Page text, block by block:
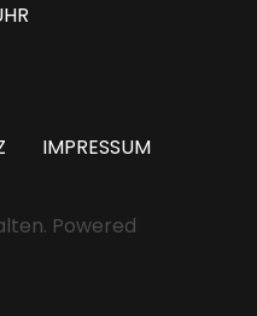
IMPRESSUM
Powered